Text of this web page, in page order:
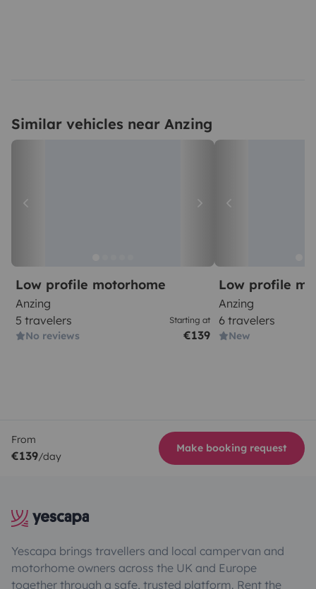
Similar vehicles near Anzing
Low profile motorhome
Anzing
5 travelers
No reviews
Starting at
€139
Low profile
Anzing
6 travelers
New
From
€139/day
Make booking request
Yescapa brings travellers and local campervan and
motorhome owners across the UK and Europe
together through a safe, trusted platform. Rent the